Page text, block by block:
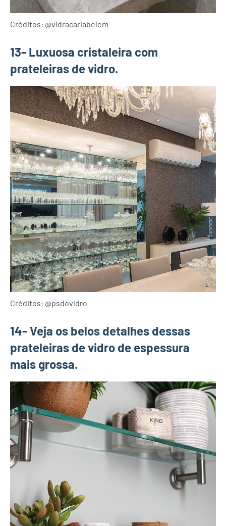
Créditos: @vidracariabelem
13- Luxuosa cristaleira com
prateleiras de vidro.
Créditos: @psdovidro
14- Veja os belos detalhes dessas
prateleiras de vidro de espessura
mais grossa.